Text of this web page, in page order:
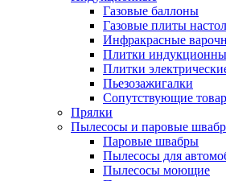
Газовые баллоны
Газовые плиты
Инфракрасные
Плитки
Плитки
Пьезозажигалки
Сопутствующие
Прялки
Пылесосы и паровые
Паровые швабры
Пылесосы для
Пылесосы моющие